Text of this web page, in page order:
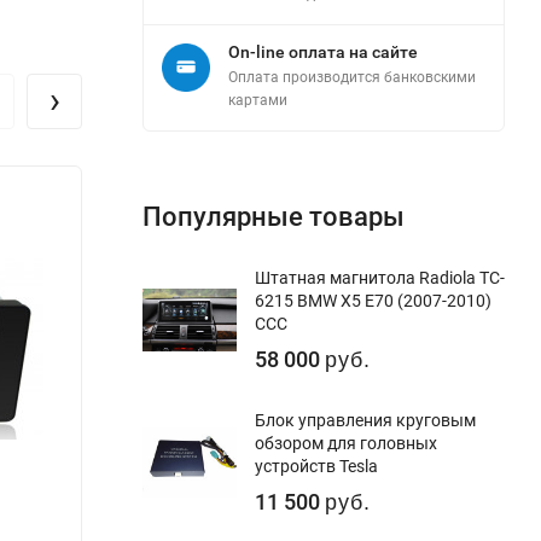
›
On-line оплата на сайте
Оплата производится банковскими
картами
Популярные товары
Штатная магнитола Radiola TC-
6215 BMW X5 E70 (2007-2010)
CCC
58 000 руб.
Блок управления круговым
обзором для головных
устройств Tesla
11 500 руб.